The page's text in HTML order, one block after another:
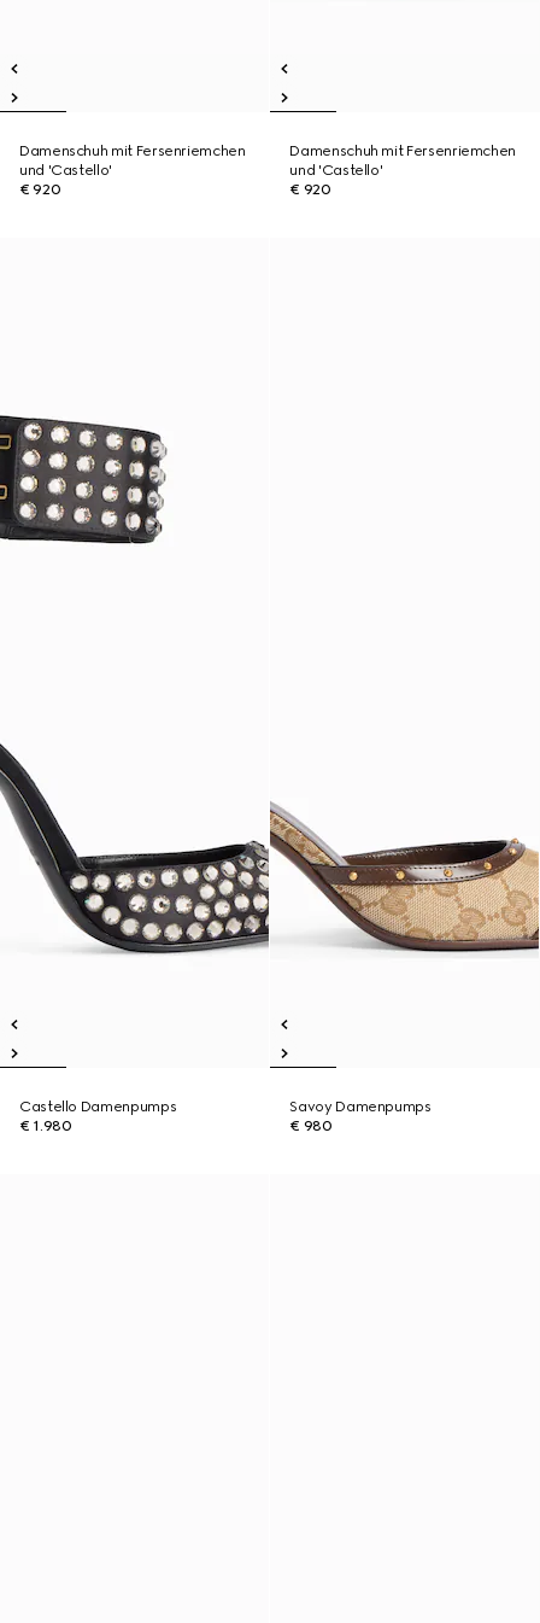
Damenschuh mit Fersenriemchen
und 'Castello'
€ 920
Damenschuh mit Fersenriemchen
und 'Castello'
€ 920
Castello Damenpumps
€ 1.980
Savoy Damenpumps
€ 980